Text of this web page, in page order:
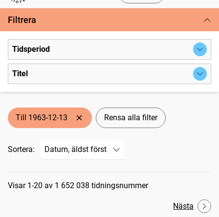
Filtrera
Tidsperiod
Titel
Till 1963-12-13 Rensa alla filter
Sortera:
Sökresultat
Visar 1-20 av 1 652 038 tidningsnummer
Nästa